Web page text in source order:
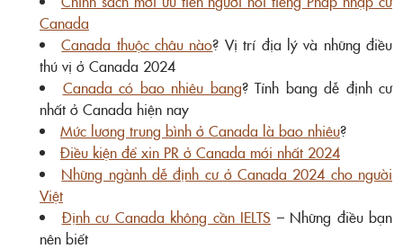
Canada
Canada thuộc châu nào? Vị trí địa lý và những điều
thú vị ở Canada 2024
Canada có bao nhiêu bang? Tỉnh bang dễ định cư
nhất ở Canada hiện nay
Mức lương trung bình ở Canada là bao nhiêu?
Điều kiện để xin PR ở Canada mới nhất 2024
Những ngành dễ định cư ở Canada 2024 cho người
Việt
Định cư Canada không cần IELTS – Những điều bạn
nên biết